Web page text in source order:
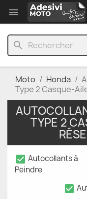

search
Moto Honda
Type 2 Casque-
TYPE 2
check_box Autocollants à
Peindre
check_box